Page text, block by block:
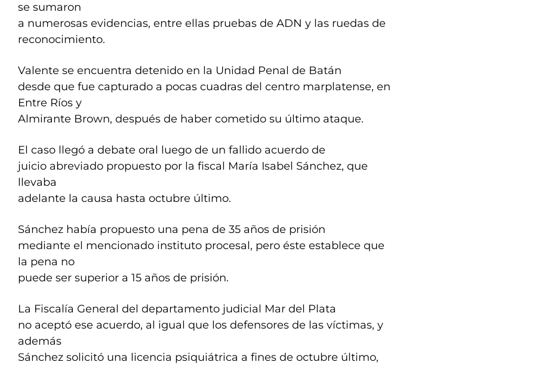
se sumaron
a numerosas evidencias, entre ellas pruebas de ADN y las ruedas de
reconocimiento.
Valente se encuentra detenido en la Unidad Penal de Batán
desde que fue capturado a pocas cuadras del centro marplatense, en
Entre Ríos y
Almirante Brown, después de haber cometido su último ataque.
El caso llegó a debate oral luego de un fallido acuerdo de
juicio abreviado propuesto por la fiscal María Isabel Sánchez, que
llevaba
adelante la causa hasta octubre último.
Sánchez había propuesto una pena de 35 años de prisión
mediante el mencionado instituto procesal, pero éste establece que
la pena no
puede ser superior a 15 años de prisión.
La Fiscalía General del departamento judicial Mar del Plata
no aceptó ese acuerdo, al igual que los defensores de las víctimas, y
además
Sánchez solicitó una licencia psiquiátrica a fines de octubre último,